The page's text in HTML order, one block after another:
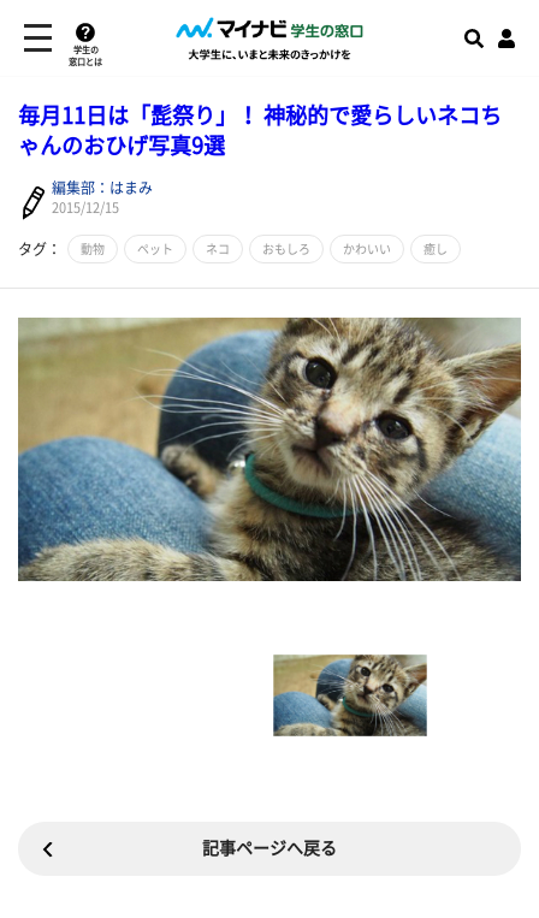
学生の
窓口とは
毎月11日は「髭祭り」！ 神秘的で愛らしいネコち
ゃんのおひげ写真9選
編集部：はまみ
2015/12/15
タグ： 動物 ペット ネコ おもしろ かわいい 癒し
記事ページへ戻る